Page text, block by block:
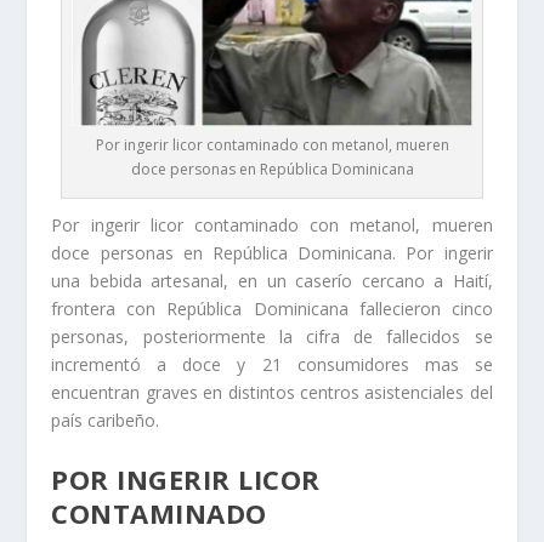
Por ingerir licor contaminado con metanol, mueren
doce personas en República Dominicana
Por ingerir licor contaminado con metanol, mueren
doce personas en República Dominicana. Por ingerir
una bebida artesanal, en un caserío cercano a Haití,
frontera con República Dominicana fallecieron cinco
personas, posteriormente la cifra de fallecidos se
incrementó a doce y 21 consumidores mas se
encuentran graves en distintos centros asistenciales del
país caribeño.
POR INGERIR LICOR
CONTAMINADO